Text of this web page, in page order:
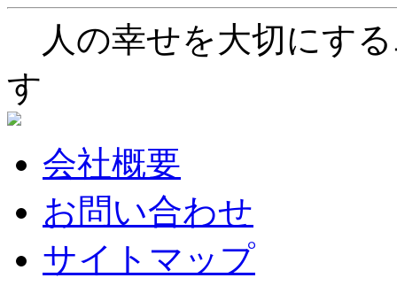
人の幸せを大切にす
す
会社概要
お問い合わせ
サイトマップ